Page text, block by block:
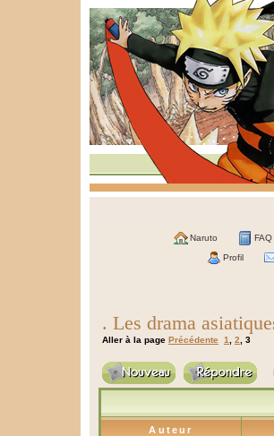
Naruto FAQ
Profil
. Les drama
Aller à la page Précédente 1 2 3
Auteur